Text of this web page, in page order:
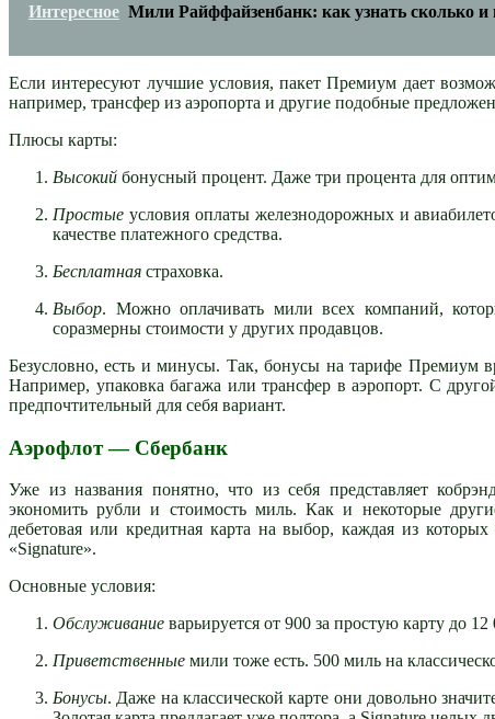
Интересное Мили Райффайзенбанк: как узнать сколько и
Если интересуют лучшие условия, пакет Премиум дает
например, трансфер из аэропорта и другие подобные
Плюсы карты:
Высокий бонусный процент. Даже три процента для
Простые условия оплаты железнодорожных и
качестве платежного средства.
Бесплатная страховка.
Выбор. Можно оплачивать мили всех компаний,
соразмерны стоимости у других продавцов.
Безусловно, есть и минусы. Так, бонусы на тарифе Премиум
Например, упаковка багажа или трансфер в аэропорт. С
предпочтительный для себя вариант.
Аэрофлот — Сбербанк
Уже из названия понятно, что из себя представляет
экономить рубли и стоимость миль. Как и некоторые
дебетовая или кредитная карта на выбор, каждая из
«Signature».
Основные условия:
Обслуживание варьируется от 900 за простую карту до 12
Приветственные мили тоже есть. 500 миль на
Бонусы. Даже на классической карте они довольно